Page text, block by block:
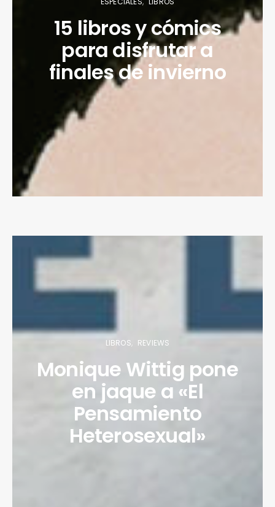
15 libros y cómics
para disfrutar a
finales de invierno
LIBROS REVIEWS
Monique Wittig pone
en jaque a «El
Pensamiento
Heterosexual»